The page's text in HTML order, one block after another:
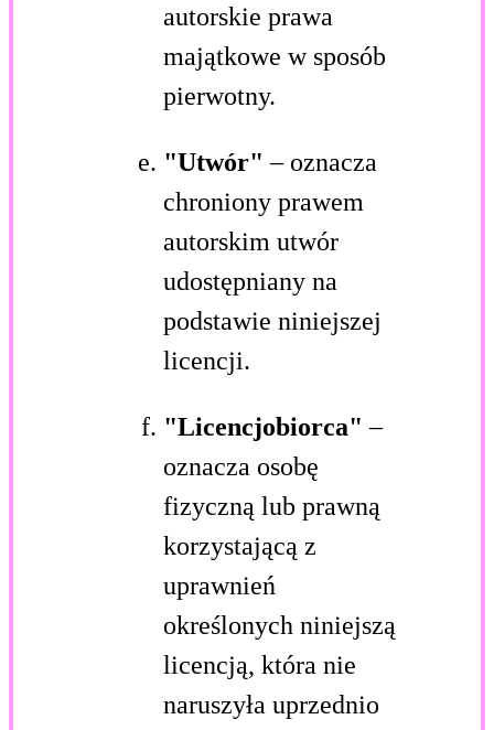
autorskie prawa
majątkowe w sposób
pierwotny.
"Utwór"– oznacza
chroniony prawem
autorskim utwór
udostępniany na
podstawie niniejszej
licencji.
"Licencjobiorca"–
oznacza osobę
fizyczną lub prawną
korzystającą z
uprawnień
określonych niniejszą
licencją, która nie
naruszyła uprzednio